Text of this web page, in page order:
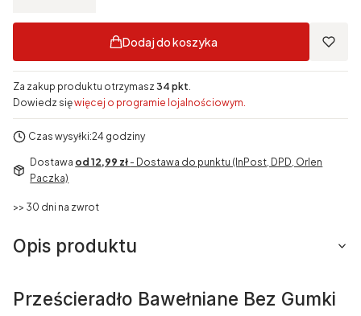
Dodaj do koszyka
Za zakup produktu otrzymasz 34 pkt
Dowiedz sięwięcej o programie lojalnościowym.
Czas wysyłki:24 godziny
Dostawa od 12,99 zł - Dostawa do punktu (InPost, DPD, Orlen
Paczka)
>> 30 dni na zwrot
Opis produktu
Prześcieradło Bawełniane Bez Gumki